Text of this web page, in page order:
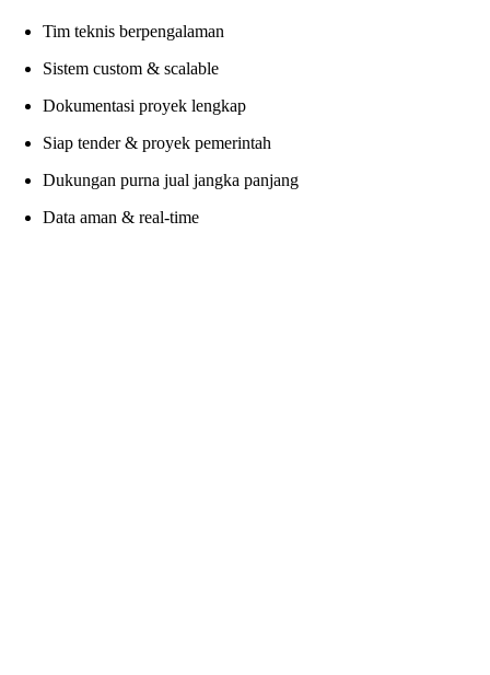
Tim teknis berpengalaman
Sistem custom & scalable
Dokumentasi proyek lengkap
Siap tender & proyek pemerintah
Dukungan purna jual jangka panjang
Data aman & real-time